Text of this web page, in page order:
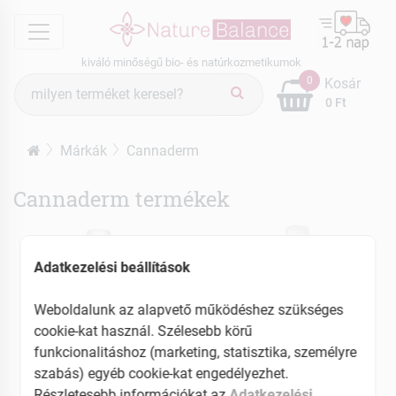
menu
kiváló minőségű bio- és natúrkozmetikumok
keresés
0
0 Ft
Kosár
Márkák Cannaderm
Cannaderm termékek
Adatkezelési beállítások
Weboldalunk az alapvető működéshez szükséges
cookie-kat használ. Szélesebb körű
funkcionalitáshoz (marketing, statisztika, személyre
szabás) egyéb cookie-kat engedélyezhet.